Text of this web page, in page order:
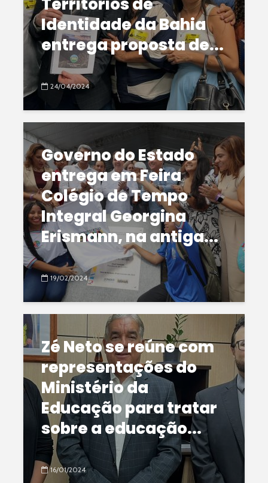
Identidade da Bahia
entrega proposta de...
24/04/2024
Governo do Estado
entrega em Feira
Colégio de Tempo
Integral Georgina
Erismann, na antiga...
19/02/2024
Zé Neto se reúne com
representações do
Ministério da
Educação para tratar
sobre a educação...
16/01/2024